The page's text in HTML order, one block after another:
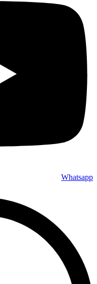
Whatsapp